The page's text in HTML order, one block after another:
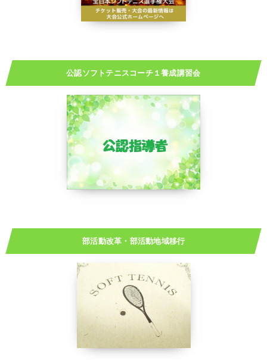
公認ソフトテニスコーチ１養成講習会
部活動改革・部活動地域移行